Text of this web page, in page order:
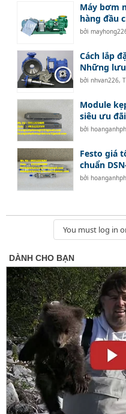
Máy bơm
hàng đầu
bởi
Cách lắp
Những
bởinhvan226,
Module
siêu ưu đãi
bởi
Festo giá
chuẩn
bởi
You must log in